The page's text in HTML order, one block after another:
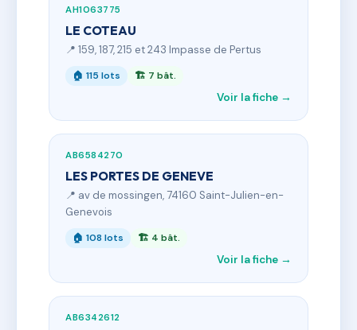
AH1063775
LE COTEAU
📍 159, 187, 215 et 243 Impasse de Pertus
🏠 115 lots 🏗 7 bât.
Voir la fiche →
AB6584270
LES PORTES DE GENEVE
📍 av de mossingen, 74160 Saint-Julien-en-
Genevois
🏠 108 lots 🏗 4 bât.
Voir la fiche →
AB6342612